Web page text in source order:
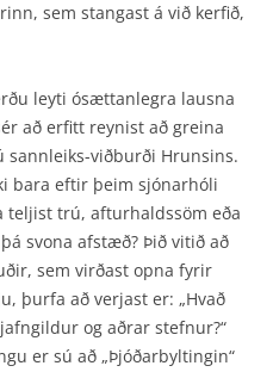
sem stangast á við kerfið,
leyti ósættanlegra lausna
að erfitt reynist að greina
sannleiks-viðburði Hrunsins.
bara eftir þeim sjónarhóli
teljist trú, afturhaldssöm eða
svona afstæð? Þið vitið að
sem virðast opna fyrir
þurfa að verjast er: „Hvað
og aðrar stefnur?“
er sú að „Þjóðarbyltingin“